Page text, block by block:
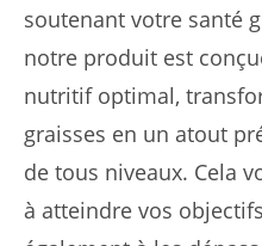
soutenant votre santé
notre produit est
nutritif optimal,
graisses en un atout
de tous niveaux. Cela
à atteindre vos